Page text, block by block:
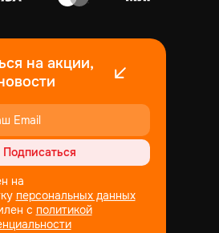
на акции,
Подписаться
на
персональных данных
с политикой